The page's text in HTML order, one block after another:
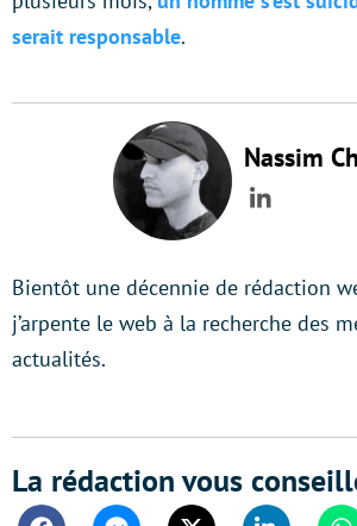
serait responsable.
Nassim
LinkedIn
Bientôt une décennie de rédaction
j’arpente le web à la recherche des
actualités.
La rédaction vous